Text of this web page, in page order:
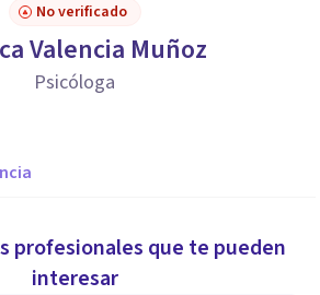
No verificado
Valencia Muñoz
Psicóloga
profesionales que te pueden
interesar